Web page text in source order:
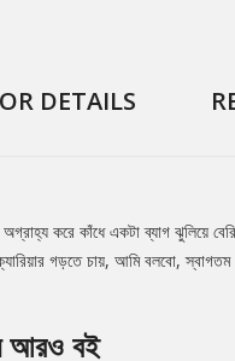
DETAILS
করে কাঁধে একটা ব্যাগ
গড়তে চায়, আমি বলবো,
আরও বই